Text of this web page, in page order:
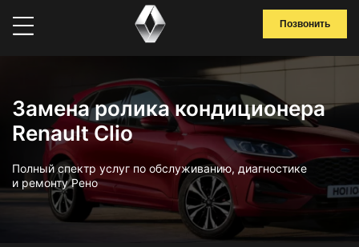
Позвонить
Замена ролика кондиционера
Renault Clio
Полный спектр услуг по обслуживанию, диагностике
и ремонту Рено